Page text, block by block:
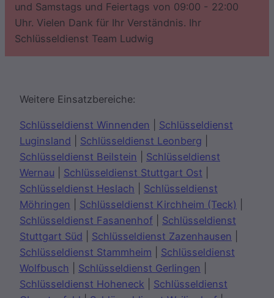
und Samstags und Feiertags von 09:00 - 22:00
Uhr. Vielen Dank für Ihr Verständnis. Ihr
Schlüsseldienst Team Ludwig
Weitere Einsatzbereiche:
Schlüsseldienst Winnenden
Schlüsseldienst
Luginsland
Schlüsseldienst Leonberg
Schlüsseldienst Beilstein
Schlüsseldienst
Wernau
Schlüsseldienst Stuttgart Ost
Schlüsseldienst Heslach
Schlüsseldienst
Möhringen
Schlüsseldienst Kirchheim (Teck)
Schlüsseldienst Fasanenhof
Schlüsseldienst
Stuttgart Süd
Schlüsseldienst Zazenhausen
Schlüsseldienst Stammheim
Schlüsseldienst
Wolfbusch
Schlüsseldienst Gerlingen
Schlüsseldienst Hoheneck
Schlüsseldienst